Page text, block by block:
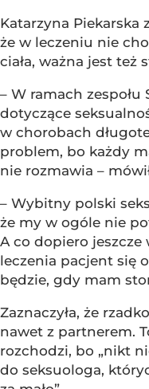
Katarzyna Piekarska
że w leczeniu nie
ciała, ważna jest też
– W ramach zespołu
dotyczące
w chorobach
problem, bo każdy
nie rozmawia –
– Wybitny polski
że my w ogóle nie
A co dopiero jeszcze
leczenia pacjent się
będzie, gdy mam
Zaznaczyła, że
nawet z partnerem.
rozchodzi, bo „nikt
do seksuologa,